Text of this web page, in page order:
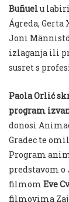
Buñuelu
Ágreda, Gerta
Joni
izlaganja ili
susret s
Paola Orlić
program
donosi
Gradec te
Program
predstavom
filmom Eve
filmovima